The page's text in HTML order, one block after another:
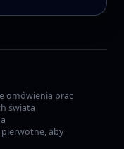
omówienia prac
świata
aby